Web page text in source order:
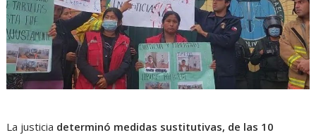
La justicia determinó medidas sustitutivas, de las 10